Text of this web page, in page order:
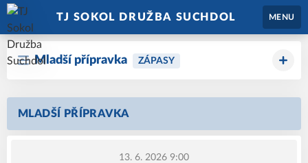
TJ SOKOL DRUŽBA SUCHDOL MENU
Mladší přípravka ZÁPASY
MLADŠÍ PŘÍPRAVKA
13. 6. 2026 9:00